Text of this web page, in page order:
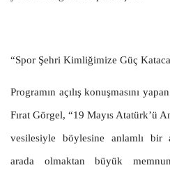
“Spor Şehri Kimliğimize Güç
Programın açılış konuşmasını
Fırat Görgel, “19 Mayıs Atatürk’ü
vesilesiyle böylesine anlamlı bir
arada olmaktan büyük